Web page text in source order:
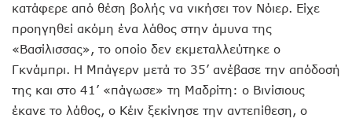
κατάφερε από θέση βολής να νικήσει τον Νόιερ. Είχε
προηγηθεί ακόμη ένα λάθος στην άμυνα της
«Βασίλισσας», το οποίο δεν εκμεταλλεύτηκε ο
Γκνάμπρι. Η Μπάγερν μετά το 35’ ανέβασε την απόδοσή
της και στο 41’ «πάγωσε» τη Μαδρίτη: ο Βινίσιους
έκανε το λάθος, ο Κέιν ξεκίνησε την αντεπίθεση, ο